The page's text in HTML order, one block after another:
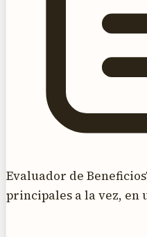
Evaluador de Beneficios
principales a la vez, en